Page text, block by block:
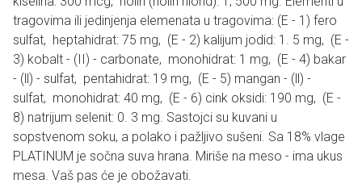
tragovima ili jedinjenja elemenata u tragovima: (E - 1) fero
sulfat, heptahidrat: 75 mg, (E - 2) kalijum jodid: 1. 5 mg, (E -
3) kobalt - (II) - carbonate, monohidrat: 1 mg, (E - 4) bakar
- (ll) - sulfat, pentahidrat: 19 mg, (E - 5) mangan - (ll) -
sulfat, monohidrat: 40 mg, (E - 6) cink oksidi: 190 mg, (E -
8) natrijum selenit: 0. 3 mg. Sastojci su kuvani u
sopstvenom soku, a polako i pažljivo sušeni. Sa 18% vlage
PLATINUM je sočna suva hrana. Miriše na meso - ima ukus
mesa. Vaš pas će je obožavati.